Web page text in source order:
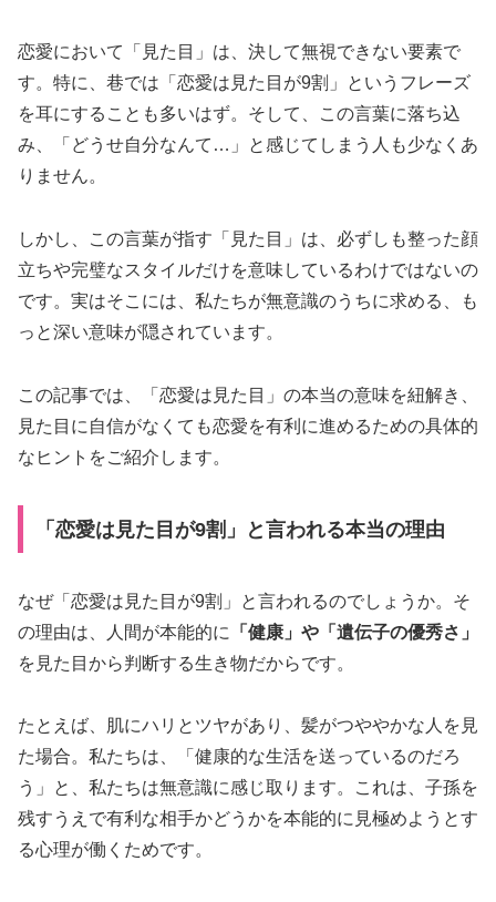
恋愛において「見た目」は、決して無視できない要素で
す。特に、巷では「恋愛は見た目が9割」というフレーズ
を耳にすることも多いはず。そして、この言葉に落ち込
み、「どうせ自分なんて…」と感じてしまう人も少なくあ
りません。
しかし、この言葉が指す「見た目」は、必ずしも整った顔
立ちや完璧なスタイルだけを意味しているわけではないの
です。実はそこには、私たちが無意識のうちに求める、も
っと深い意味が隠されています。
この記事では、「恋愛は見た目」の本当の意味を紐解き、
見た目に自信がなくても恋愛を有利に進めるための具体的
なヒントをご紹介します。
「恋愛は見た目が9割」と言われる本当の理由
なぜ「恋愛は見た目が9割」と言われるのでしょうか。そ
の理由は、人間が本能的に
「健康」や「遺伝子の優秀さ」
を見た目から判断する生き物だからです。
たとえば、肌にハリとツヤがあり、髪がつややかな人を見
た場合。私たちは、「健康的な生活を送っているのだろ
う」と、私たちは無意識に感じ取ります。これは、子孫を
残すうえで有利な相手かどうかを本能的に見極めようとす
る心理が働くためです。